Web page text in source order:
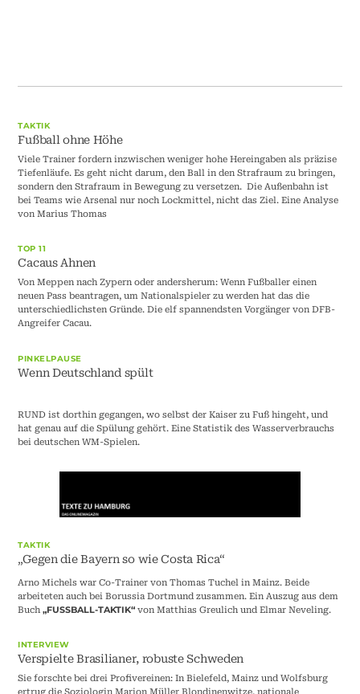
TAKTIK
Fußball ohne Höhe
Viele Trainer fordern inzwischen weniger hohe Hereingaben als präzise
Tiefenläufe. Es geht nicht darum, den Ball in den Strafraum zu bringen,
sondern den Strafraum in Bewegung zu versetzen. Die Außenbahn ist
bei Teams wie Arsenal nur noch Lockmittel, nicht das Ziel. Eine Analyse
von Marius Thomas
TOP 11
Cacaus Ahnen
Von Meppen nach Zypern oder andersherum: Wenn Fußballer einen
neuen Pass beantragen, um Nationalspieler zu werden hat das die
unterschiedlichsten Gründe. Die elf spannendsten Vorgänger von DFB-
Angreifer Cacau.
PINKELPAUSE
Wenn Deutschland spült
RUND ist dorthin gegangen, wo selbst der Kaiser zu Fuß hingeht, und
hat genau auf die Spülung gehört. Eine Statistik des Wasserverbrauchs
bei deutschen WM-Spielen.
TAKTIK
„Gegen die Bayern so wie Costa Rica“
Arno Michels war Co-Trainer von Thomas Tuchel in Mainz. Beide
arbeiteten auch bei Borussia Dortmund zusammen. Ein Auszug aus dem
Buch„FUSSBALL-TAKTIK“ von Matthias Greulich und Elmar Neveling.
INTERVIEW
Verspielte Brasilianer, robuste Schweden
Sie forschte bei drei Profivereinen: In Bielefeld, Mainz und Wolfsburg
ertrug die Soziologin Marion Müller Blondinenwitze, nationale